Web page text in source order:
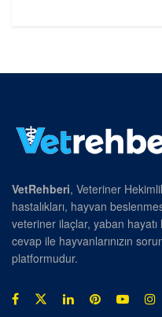
VetRehberi, Veteriner
hastalıkları, hayvan
veteriner ilaçlar, yaban hayatı
cevap ile hayvanlarınızın
platformudur.